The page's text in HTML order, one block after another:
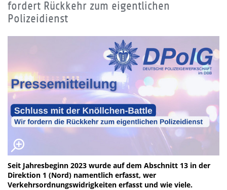
fordert Rückkehr zum eigentlichen
Polizeidienst
Seit Jahresbeginn 2023 wurde auf dem Abschnitt 13 in der
Direktion 1 (Nord) namentlich erfasst, wer
Verkehrsordnungswidrigkeiten erfasst und wie viele.